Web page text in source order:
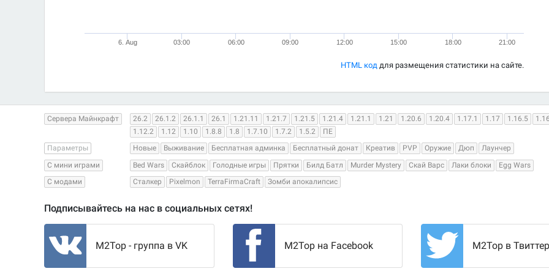
6. Aug 03:00 06:00 09:00 12:00 15:00 18:00 21:00
HTML код для размещения статистики на сайте.
Сервера Майнкрафт 26.2 26.1.2 26.1.1 26.1 1.21.11 1.21.7 1.21.5 1.21.4 1.21.1 1.21 1.20.6 1.20.4 1.17.1 1.17 1.16.5
1.12.2
1.12 1.10 1.8.8 1.8 1.7.10 1.7.2 1.5.2
ПЕ
Параметры
Новые Выживание Бесплатная админка Бесплатный донат Креатив PVP Оружие Дюп
Лаунчер
С мини играми
Bed Wars Скайблок Голодные игры Прятки Билд Батл Murder Mystery Скай Варс Лаки блоки
Egg Wars
С модами
Сталкер Pixelmon TerraFirmaCraft Зомби апокалипсис
Подписывайтесь на нас в социальных сетях!
M2Top - группа в VK M2Top на Facebook M2Top в